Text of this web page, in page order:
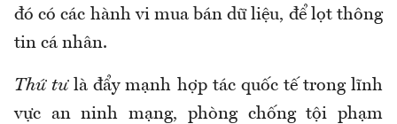
đó có các hành vi mua bán dữ liệu, để lọt thông
tin cá nhân.
Thứ tưlà đẩy mạnh hợp tác quốc tế trong lĩnh
vực an ninh mạng, phòng chống tội phạm